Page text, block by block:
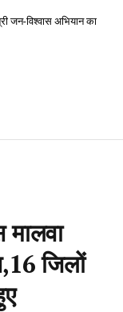
जन-विश्वास अभियान का
मालवा
जिलों